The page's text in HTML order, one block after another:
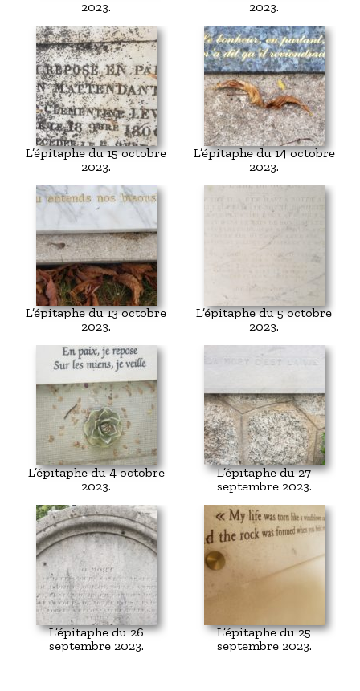
2023.
2023.
L’épitaphe du 15 octobre
2023.
L’épitaphe du 14 octobre
2023.
L’épitaphe du 13 octobre
2023.
L’épitaphe du 5 octobre
2023.
L’épitaphe du 4 octobre
2023.
L’épitaphe du 27
septembre 2023.
L’épitaphe du 26
septembre 2023.
L’épitaphe du 25
septembre 2023.